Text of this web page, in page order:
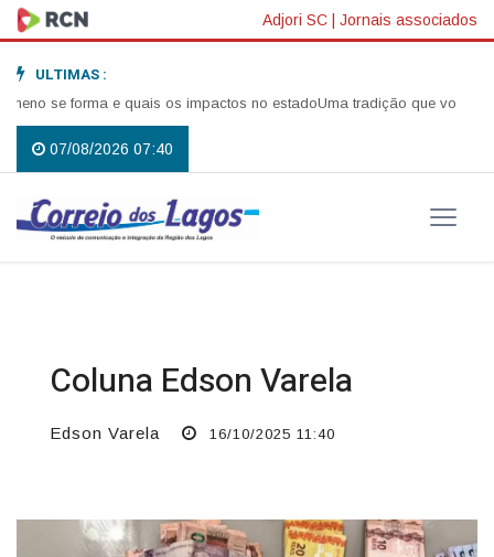
Adjori SC | Jornais associados
ULTIMAS :
e quais os impactos no estadoUma tradição que voltou a reunir a
07/08/2026 07:40
Coluna Edson Varela
Edson Varela 16/10/2025 11:40